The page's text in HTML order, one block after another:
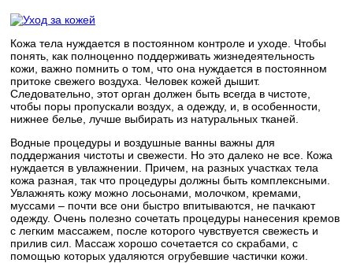
Кожа тела нуждается в постоянном контроле и уходе. Чтобы
понять, как полноценно поддерживать жизнедеятельность
кожи, важно помнить о том, что она нуждается в постоянном
притоке свежего воздуха. Человек кожей дышит.
Следовательно, этот орган должен быть всегда в чистоте,
чтобы поры пропускали воздух, а одежду, и, в особенности,
нижнее белье, лучше выбирать из натуральных тканей.
Водные процедуры и воздушные ванны важны для
поддержания чистоты и свежести. Но это далеко не все. Кожа
нуждается в увлажнении. Причем, на разных участках тела
кожа разная, так что процедуры должны быть комплексными.
Увлажнять кожу можно лосьонами, молочком, кремами,
муссами – почти все они быстро впитываются, не пачкают
одежду. Очень полезно сочетать процедуры нанесения кремов
с легким массажем, после которого чувствуется свежесть и
прилив сил. Массаж хорошо сочетается со скрабами, с
помощью которых удаляются огрубевшие частички кожи.